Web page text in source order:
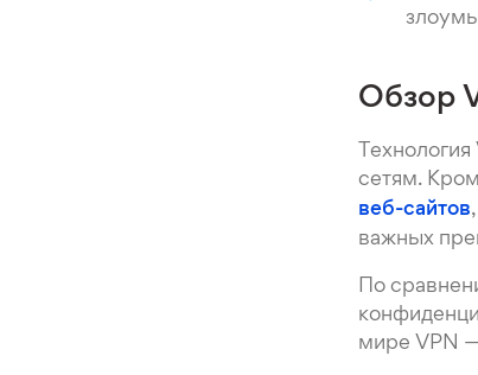
Обзор
сетям.
веб-сайтов
важных
По
мире VPN